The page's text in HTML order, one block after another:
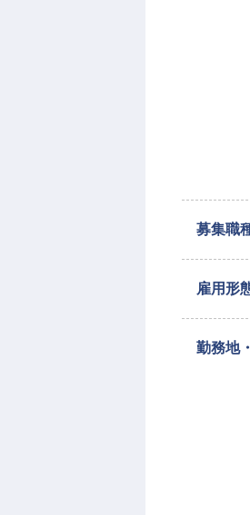
募集職
雇用形
勤務地